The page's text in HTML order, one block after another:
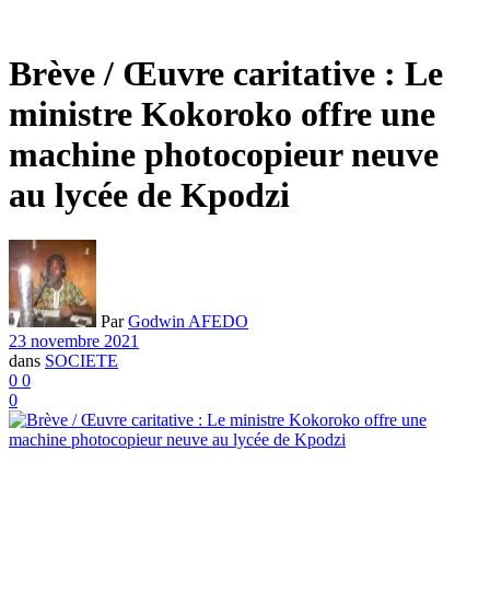
Brève / Œuvre caritative : Le
ministre Kokoroko offre une
machine photocopieur neuve
au lycée de Kpodzi
Par Godwin AFEDO
23 novembre 2021
dans SOCIETE
0 0
0